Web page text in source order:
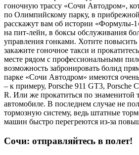
гоночную трассу «Сочи Автодром»,
по Олимпийскому парку, в
расскажут вам об истории «Формулы-
на пит-лейн, в боксы обслуживания
управления гонками. Хотите повысить
закажите гоночное такси и
месте рядом с профессиональными
возможность забронировать болид
парке «Сочи Автодром» имеются
– к примеру, Porsche 911 GT3, Porsсhe
R. Или же прокатиться по знаменитой
автомобиле. В последнем случае не
тормозную систему, ведь штатные
машин быстро перегреются из-за
Сочи: отправляйтесь в полет!